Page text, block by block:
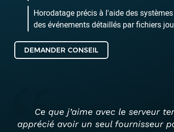
Horodatage précis à l'aide des
des événements détaillés par fichiers
DEMANDER CONSEIL
Ce que j’aime avec le serveur
apprécié avoir un seul fournisseur